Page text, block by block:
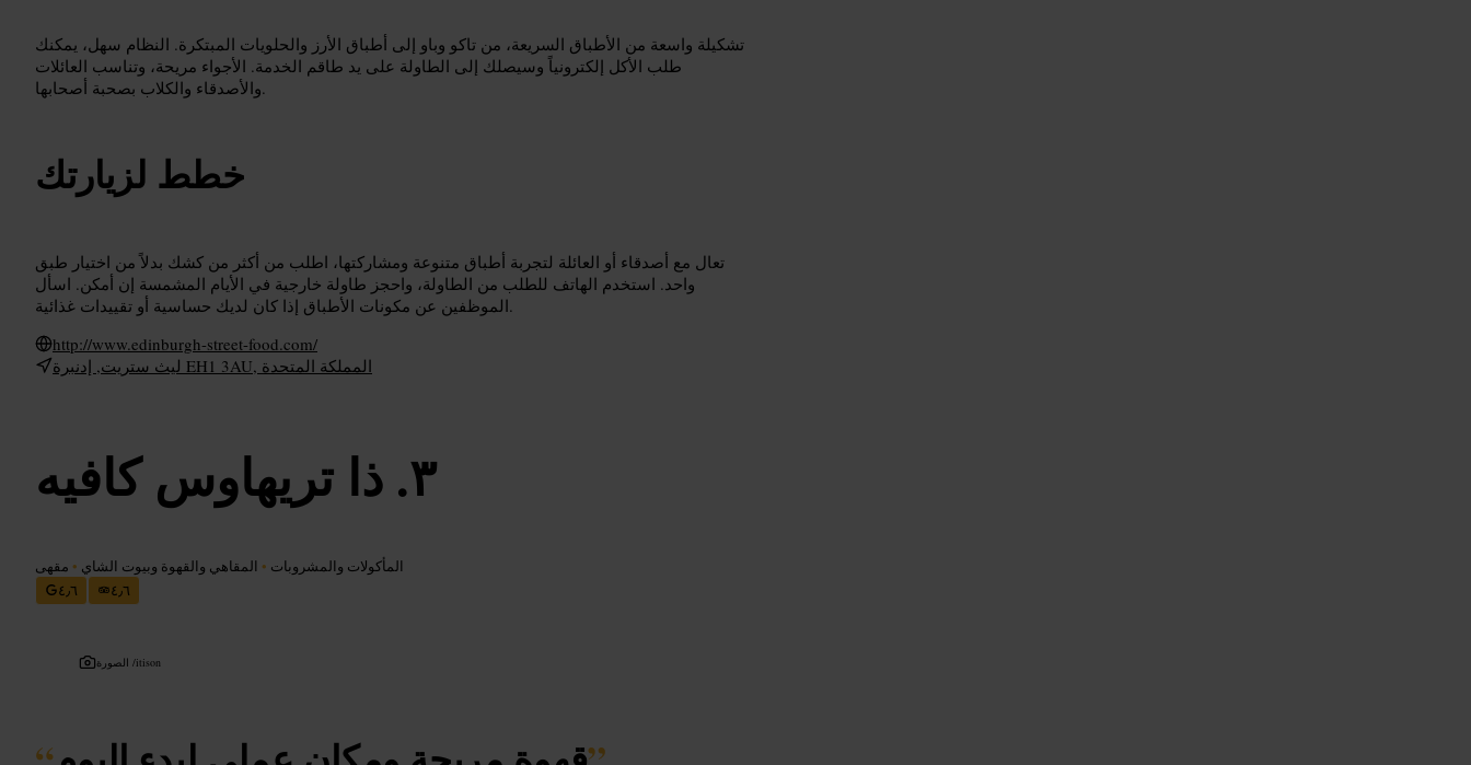
تشكيلة واسعة من الأطباق السريعة، من تاكو وباو إلى أطباق الأرز والحلويات المبتكرة. النظام سهل، يمكنك
طلب الأكل إلكترونياً وسيصلك إلى الطاولة على يد طاقم الخدمة. الأجواء مريحة، وتناسب العائلات
والأصدقاء والكلاب بصحبة أصحابها.
خطط لزيارتك
تعال مع أصدقاء أو العائلة لتجربة أطباق متنوعة ومشاركتها، اطلب من أكثر من كشك بدلاً من اختيار طبق
واحد. استخدم الهاتف للطلب من الطاولة، واحجز طاولة خارجية في الأيام المشمسة إن أمكن. اسأل
الموظفين عن مكونات الأطباق إذا كان لديك حساسية أو تقييدات غذائية.
http://www.edinburgh-street-food.com/
ليث ستريت, إدنبرة EH1 3AU, المملكة المتحدة
ذا تريهاوس كافيه
المأكولات والمشروبات • المقاهي والقهوة وبيوت الشاي • مقهى
٤٫٦
٤٫٦
الصورة /itison